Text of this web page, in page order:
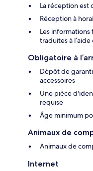
La réception est
Réception à
Les
traduites à
Obligatoire à
Dépôt de
accessoires
Une pièce
requise
Âge minimum
Animaux de
Animaux de
Internet